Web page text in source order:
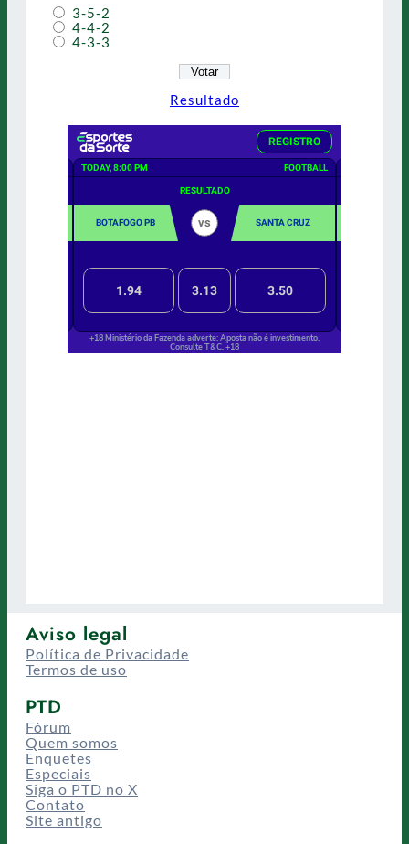
3-5-2
4-4-2
4-3-3
Resultado
Aviso legal
Política de Privacidade
Termos de uso
PTD
Fórum
Quem somos
Enquetes
Especiais
Siga o PTD no X
Contato
Site antigo